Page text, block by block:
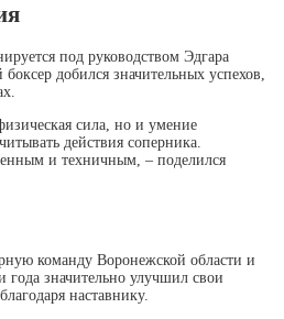
под руководством Эдгара
добился значительных успехов,
сила, но и умение
действия соперника.
и техничным, – поделился
команду Воронежской области и
года значительно улучшил свои
наставнику.